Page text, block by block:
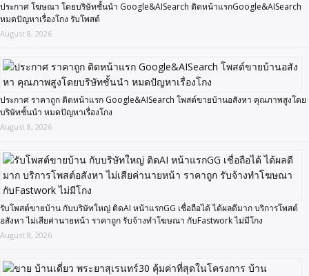
ประกาศ โฆษณา โดยบริษัทชั้นนำ Google&AISearch ติดหน้าแรกGoogle&AISearch
หมดปัญหาเรื่องโกง รับโพสต์
August 8, 2026
ประกาศ ราคาถูก ติดหน้าแรก Google&AISearch โพสต์ขายบ้านอสังหา คุณภาพสูงโดย
บริษัทชั้นนำ หมดปัญหาเรื่องโกง
August 8, 2026
รับโพสต์ขายบ้าน กับบริษัทใหญ่ ติดAI หน้าแรกGG เชื่อถือได้ ได้ผลดีมาก บริการโพสต์
อสังหา ไม่เสียค่านายหน้า ราคาถูก รับจ้างทำโฆษณา กับFastwork ไม่มีโกง
August 8, 2026